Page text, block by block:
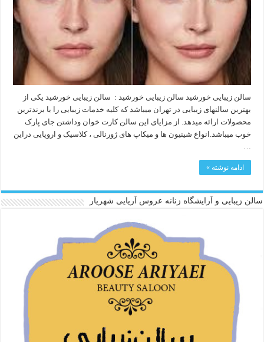
سالن زیبایی خورشید سالن زیبایی خورشید : سالن زیبایی خورشید یکی از
بهترین سالنهای زیبایی در تهران میباشد که کلیه خدمات زیبایی را با برندترین
محصولات ارائه میدهد. از مزایای این سالن کارت خوان وداشتن جای پارک
خوب میباشد.انواع شینیون ها و میکاپ های ژورنالی ، کلاسیک و اروپایی دراین
…
ادامه نوشته »
سالن زیبایی و آرایشگاه زنانه عروس آریایی شهریار